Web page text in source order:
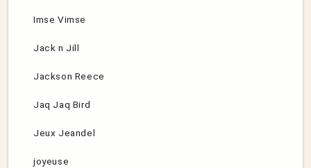
Imse Vimse
Jack n Jill
Jackson Reece
Jaq Jaq Bird
Jeux Jeandel
joyeuse